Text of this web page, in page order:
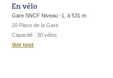
En vélo
Gare SNCF Niveau -1, à 531 m
20 Place de la Gare
Capacité : 30 vélos
Voir tout